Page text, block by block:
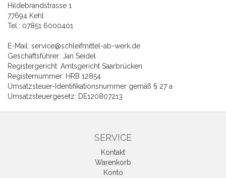
Hildebrandstrasse 1
77694 Kehl
Tel.: 07851 6000401
E-Mail: service@schleifmittel-ab-werk.de
Geschäftsführer: Jan Seidel
Registergericht: Amtsgericht Saarbrücken
Registernummer: HRB 12854
Umsatzsteuer-Identifikationsnummer gemäß § 27 a
Umsatzsteuergesetz: DE120807213
SERVICE
Kontakt
Warenkorb
Konto